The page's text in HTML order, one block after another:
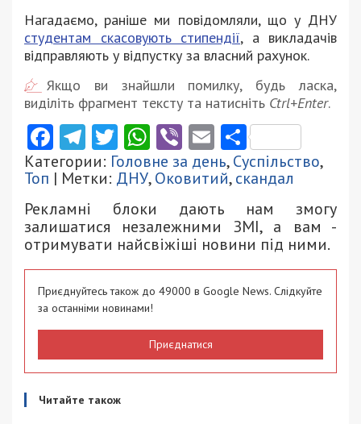
Нагадаємо, раніше ми повідомляли, що у ДНУ
студентам скасовують стипендії, а викладачів
відправляють у відпустку за власний рахунок.
Якщо ви знайшли помилку, будь ласка,
виділіть фрагмент тексту та натисніть Ctrl+Enter.
Facebook
Telegram
Twitter
WhatsApp
ViberEmail
Категории: Головне за день,Суспільство,
Топ | Метки: ДНУ,Оковитий,скандал
Рекламні блоки дають нам змогу
залишатися незалежними ЗМІ, а вам -
отримувати найсвіжіші новини під ними.
Приєднуйтесь також до 49000 в Google News. Слідкуйте
за останніми новинами!
Приєднатися
Читайте також